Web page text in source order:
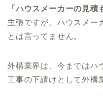
「ハウスメーカーの見積
主張ですが、ハウスメー
とは言ってません。
外構業界は、今まではハ
工事の下請けとして外構